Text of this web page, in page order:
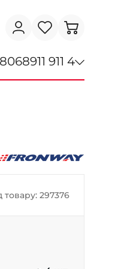
068911 911 4
товару: 297376